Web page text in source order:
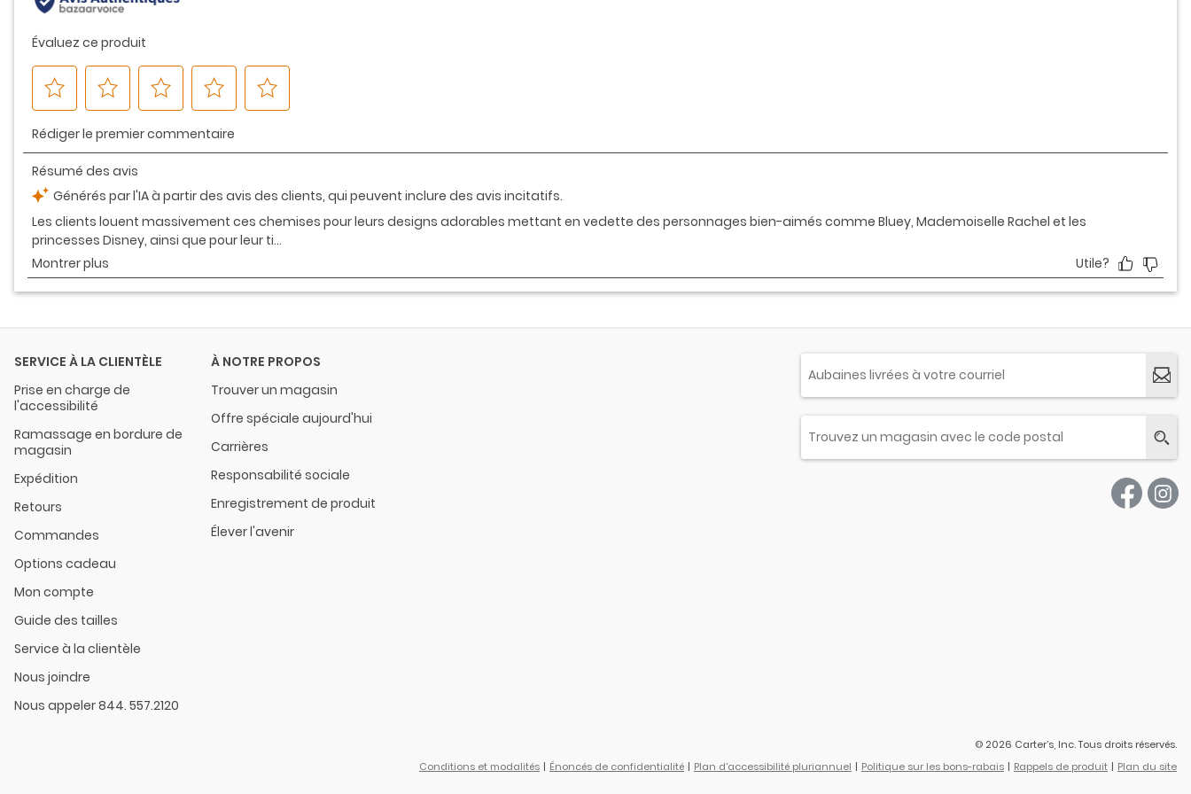
SERVICE À LA CLIENTÈLE
Prise en charge de
l'accessibilité
Ramassage en bordure de
magasin
Expédition
Retours
Commandes
Options cadeau
Mon compte
Guide des tailles
Service à la clientèle
Nous joindre
Nous appeler 844. 557.2120
À NOTRE PROPOS
Trouver un magasin
Offre spéciale aujourd'hui
Carrières
Responsabilité sociale
Enregistrement de produit
Élever l'avenir
© 2026 Carter’s, Inc. Tous droits réservés.
Conditions et modalités
Énoncés de confidentialité Plan d'accessibilité pluriannuel Politique sur les bons-rabais Rappels de produit Plan du site